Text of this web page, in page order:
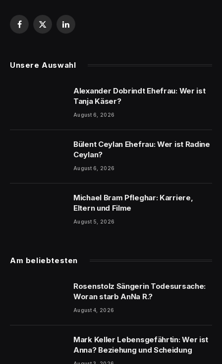
Facebook
X
LinkedIn
Unsere Auswahl
Alexander Dobrindt Ehefrau: Wer ist
Tanja Käser?
August 6, 2026
Bülent Ceylan Ehefrau: Wer ist Radine
Ceylan?
August 6, 2026
Michael Bram Pfleghar: Karriere,
Eltern und Filme
August 5, 2026
Am beliebtesten
Rosenstolz Sängerin Todesursache:
Woran starb AnNa R.?
August 4, 2026
Mark Keller Lebensgefährtin: Wer ist
Anna? Beziehung und Scheidung